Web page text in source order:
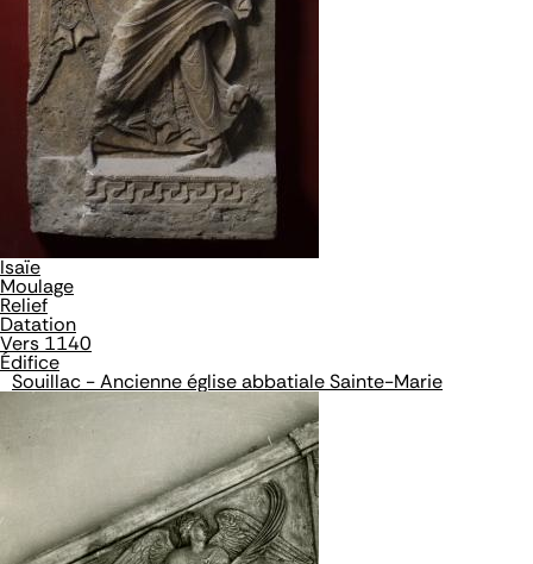
Isaïe
Moulage
Relief
Datation
Vers 1140
Édifice
Souillac - Ancienne église abbatiale Sainte-Marie